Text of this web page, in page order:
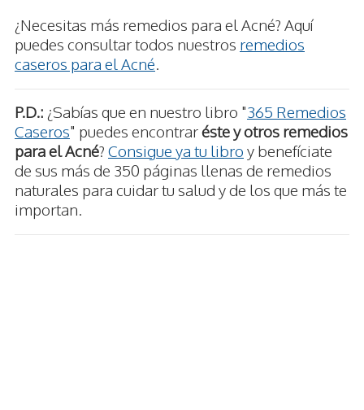
¿Necesitas más remedios para el Acné? Aquí
puedes consultar todos nuestros remedios
caseros para el Acné
P.D.: ¿Sabías que en nuestro libro "365 Remedios
Caseros" puedes encontraréste y otros remedios
para el Acné? Consigue ya tu libro y benefíciate
de sus más de 350 páginas llenas de remedios
naturales para cuidar tu salud y de los que más te
importan.